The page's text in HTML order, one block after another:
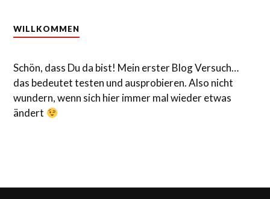
WILLKOMMEN
Schön, dass Du da bist! Mein erster Blog Versuch…
das bedeutet testen und ausprobieren. Also nicht
wundern, wenn sich hier immer mal wieder etwas
ändert